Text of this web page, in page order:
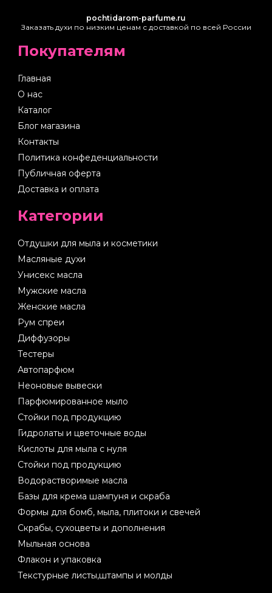
pochtidarom-parfume.ru
Заказать духи по низким ценам с доставкой по всей России
Покупателям
Главная
О нас
Каталог
Блог магазина
Контакты
Политика конфеденциальности
Публичная оферта
Доставка и оплата
Категории
Отдушки для мыла и косметики
Масляные духи
Унисекс масла
Мужские масла
Женские масла
Рум спреи
Диффузоры
Тестеры
Автопарфюм
Неоновые вывески
Парфюмированное мыло
Стойки под продукцию
Гидролаты и цветочные воды
Кислоты для мыла с нуля
Стойки под продукцию
Водорастворимые масла
Базы для крема шампуня и скраба
Формы для бомб, мыла, плитоки и свечей
Скрабы, сухоцветы и дополнения
Мыльная основа
Флакон и упаковка
Текстурные листы,штампы и молды